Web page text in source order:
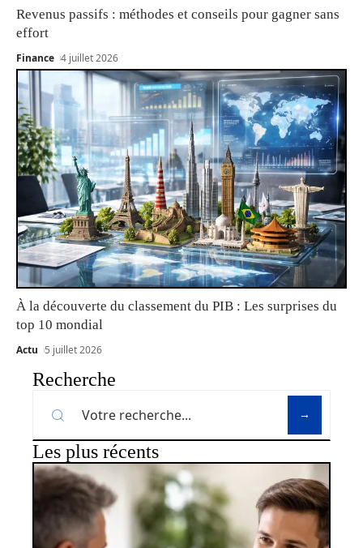
Revenus passifs : méthodes et conseils pour gagner sans
effort
Finance 4 juillet 2026
À la découverte du classement du PIB : Les surprises du
top 10 mondial
Actu 5 juillet 2026
Recherche
Les plus récents